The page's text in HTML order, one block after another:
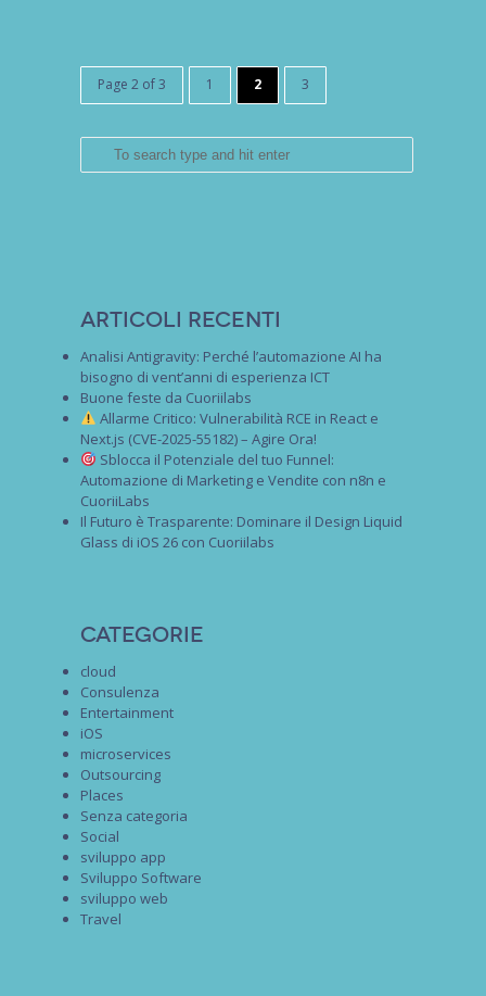
Page 2 of 3 1 2 3
Articoli recenti
Analisi Antigravity: Perché l’automazione AI ha
bisogno di vent’anni di esperienza ICT
Buone feste da Cuoriilabs
Allarme Critico: Vulnerabilità RCE in React e
Next.js (CVE-2025-55182) – Agire Ora!
Sblocca il Potenziale del tuo Funnel:
Automazione di Marketing e Vendite con n8n e
CuoriiLabs
Il Futuro è Trasparente: Dominare il Design Liquid
Glass di iOS 26 con Cuoriilabs
Categorie
cloud
Consulenza
Entertainment
iOS
microservices
Outsourcing
Places
Senza categoria
Social
sviluppo app
Sviluppo Software
sviluppo web
Travel